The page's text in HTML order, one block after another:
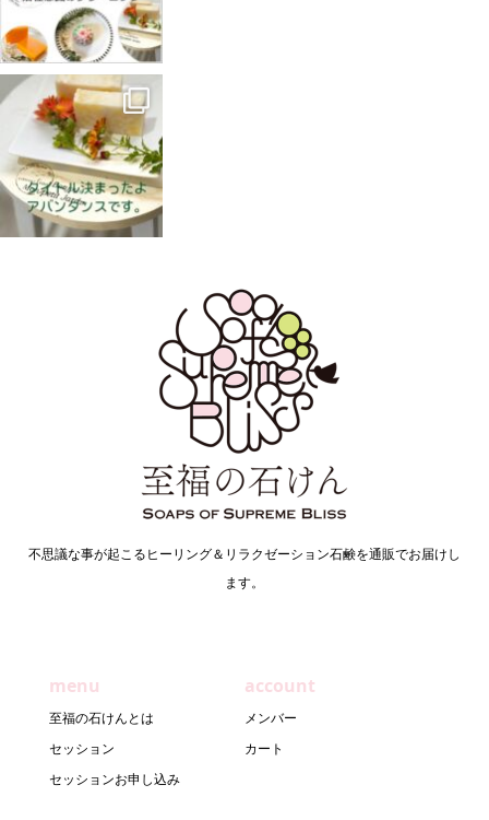
不思議な事が起こるヒーリング＆リラクゼーション石鹸を通販でお届けし
ます。
menu
至福の石けんとは
セッション
セッションお申し込み
account
メンバー
カート